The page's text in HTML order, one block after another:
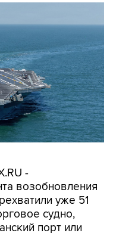
-
возобновления
уже 51
судно,
порт или